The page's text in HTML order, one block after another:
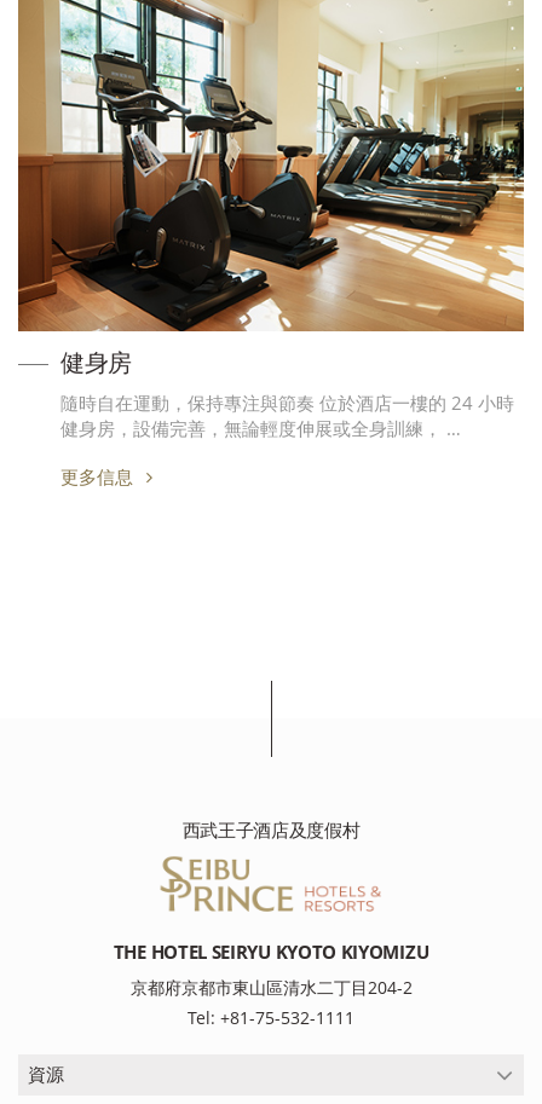
健身房
隨時自在運動，保持專注與節奏 位於酒店一樓的 24 小時
健身房，設備完善，無論輕度伸展或全身訓練， …
更多信息
西武王子酒店及度假村
THE HOTEL SEIRYU KYOTO KIYOMIZU
京都府京都市東山區清水二丁目204-2
Tel: +81-75-532-1111
資源